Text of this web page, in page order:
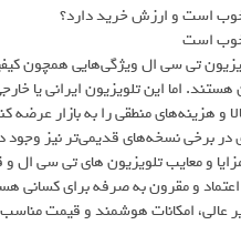
خوب است و ارزش خرید دارد؟
خوب است
تی سی ال ویژگی‌هایی همچون
اما این تلویزیون ایرانی یا
و هزینه‌های منطقی را به بازار
برخی نسخه‌های قدیمی‌تر نیز وجود
مزایا و معایب تلویزیون های تی سی
و مقرون به صرفه برای کسانی
عالی، امکانات هوشمند و قیمت